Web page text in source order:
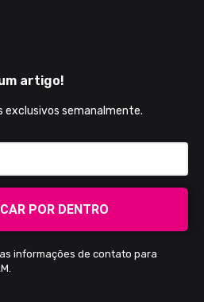
artigo!
exclusivos semanalmente.
POR DENTRO
informações de contato para